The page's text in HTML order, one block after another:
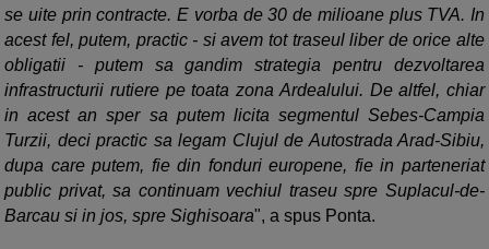
se uite prin contracte. E vorba de 30 de milioane plus TVA. In
acest fel, putem, practic - si avem tot traseul liber de orice alte
obligatii - putem sa gandim strategia pentru dezvoltarea
infrastructurii rutiere pe toata zona Ardealului. De altfel, chiar
in acest an sper sa putem licita segmentul Sebes-Campia
Turzii, deci practic sa legam Clujul de Autostrada Arad-Sibiu,
dupa care putem, fie din fonduri europene, fie in parteneriat
public privat, sa continuam vechiul traseu spre Suplacul-de-
Barcau si in jos, spre Sighisoara", a spus Ponta.